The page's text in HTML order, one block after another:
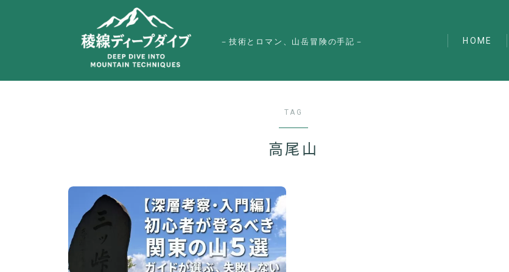
－技術とロマン、山岳冒険の手記－ HOME
TAG
高尾山